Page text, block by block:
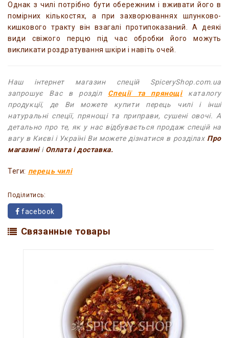
Однак з чилі потрібно бути обережним і вживати його в
помірних кількостях, а при захворюваннях шлунково-
кишкового тракту він взагалі протипоказаний. А деякі
види свіжого перцю під час обробки його можуть
викликати роздратування шкіри і навіть очей.
Наш інтернет магазин спецій SpiceryShop.com.ua
запрошує Вас в розділ Спеції та прянощікаталогу
продукції, де Ви можете купити перець чилі і інші
натуральні спеції, прянощі та приправи, сушені овочі. А
детально про те, як у нас відбувається продаж спецій на
вагу в Києві і Україні Ви можете дізнатися в розділах Про
магазиніі Оплата і доставка.
Теги: перець чилі
Поділитись:
facebook
Связанные товары